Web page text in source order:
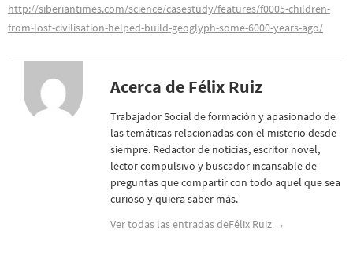
http://siberiantimes.com/science/casestudy/features/f0005-children-
from-lost-civilisation-helped-build-geoglyph-some-6000-years-ago/
Acerca de Félix Ruiz
Trabajador Social de formación y apasionado de
las temáticas relacionadas con el misterio desde
siempre. Redactor de noticias, escritor novel,
lector compulsivo y buscador incansable de
preguntas que compartir con todo aquel que sea
curioso y quiera saber más.
Ver todas las entradas deFélix Ruiz →